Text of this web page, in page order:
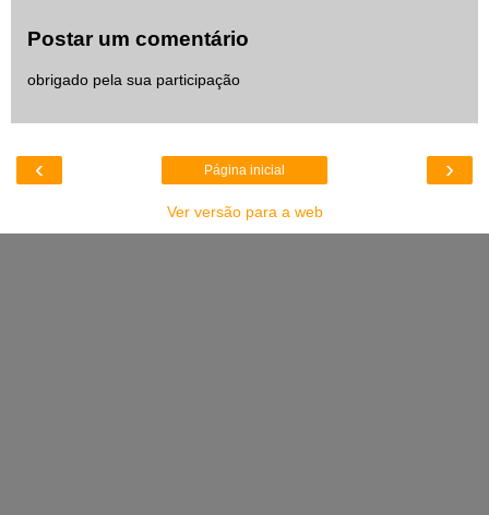
Postar um comentário
obrigado pela sua participação
‹ ›
Página inicial
Ver versão para a web